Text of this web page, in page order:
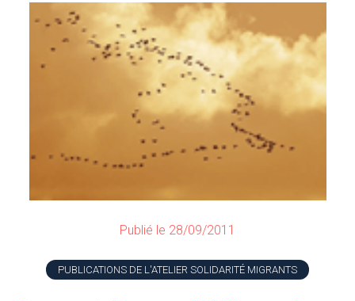
Publié le 28/09/2011
PUBLICATIONS DE L'ATELIER SOLIDARITÉ MIGRANTS